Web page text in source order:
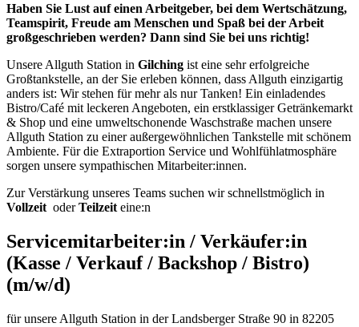
Haben Sie Lust auf einen Arbeitgeber, bei dem Wertschätzung,
Teamspirit, Freude am Menschen und Spaß bei der Arbeit
großgeschrieben werden? Dann sind Sie bei uns richtig!
Unsere Allguth Station in Gilching ist eine sehr erfolgreiche
Großtankstelle, an der Sie erleben können, dass Allguth einzigartig
anders ist: Wir stehen für mehr als nur Tanken! Ein einladendes
Bistro/Café mit leckeren Angeboten, ein erstklassiger Getränkemarkt
& Shop und eine umweltschonende Waschstraße machen unsere
Allguth Station zu einer außergewöhnlichen Tankstelle mit schönem
Ambiente. Für die Extraportion Service und Wohlfühlatmosphäre
sorgen unsere sympathischen Mitarbeiter:innen.
Zur Verstärkung unseres Teams suchen wir schnellstmöglich in
Vollzeit oderTeilzeit eine:n
Servicemitarbeiter:in / Verkäufer:in
(Kasse / Verkauf / Backshop / Bistro)
(m/w/d)
für unsere Allguth Station in der Landsberger Straße 90 in 82205